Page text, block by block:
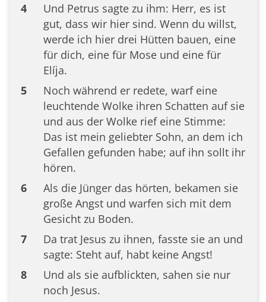
4
Und Petrus sagte zu ihm: Herr, es ist
gut, dass wir hier sind. Wenn du willst,
werde ich hier drei Hütten bauen, eine
für dich, eine für Mose und eine für
Elíja.
5
Noch während er redete, warf eine
leuchtende Wolke ihren Schatten auf sie
und aus der Wolke rief eine Stimme:
Das ist mein geliebter Sohn, an dem ich
Gefallen gefunden habe; auf ihn sollt ihr
hören.
6
Als die Jünger das hörten, bekamen sie
große Angst und warfen sich mit dem
Gesicht zu Boden.
7
Da trat Jesus zu ihnen, fasste sie an und
sagte: Steht auf, habt keine Angst!
8
Und als sie aufblickten, sahen sie nur
noch Jesus.